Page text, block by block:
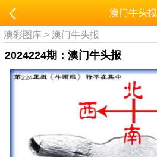
澳门牛头报
澳彩图库 >澳门牛头报
2024224期：澳门牛头报